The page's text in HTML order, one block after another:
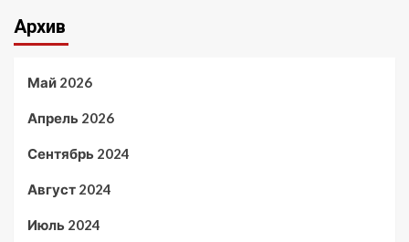
Архив
Май 2026
Апрель 2026
Сентябрь 2024
Август 2024
Июль 2024